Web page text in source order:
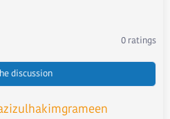
0 ratings
discussion